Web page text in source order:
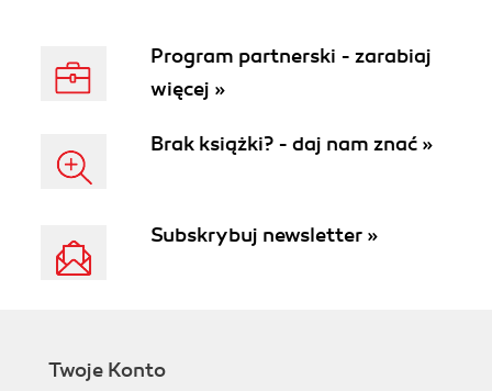
Program partnerski - zarabiaj
więcej »
Brak książki? - daj nam znać »
Subskrybuj newsletter »
Twoje Konto